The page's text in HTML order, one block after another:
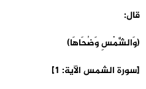
قال:
(وَالشَّمْسِ وَضُحَاهَا)
[سورة الشمس الآية: 1]